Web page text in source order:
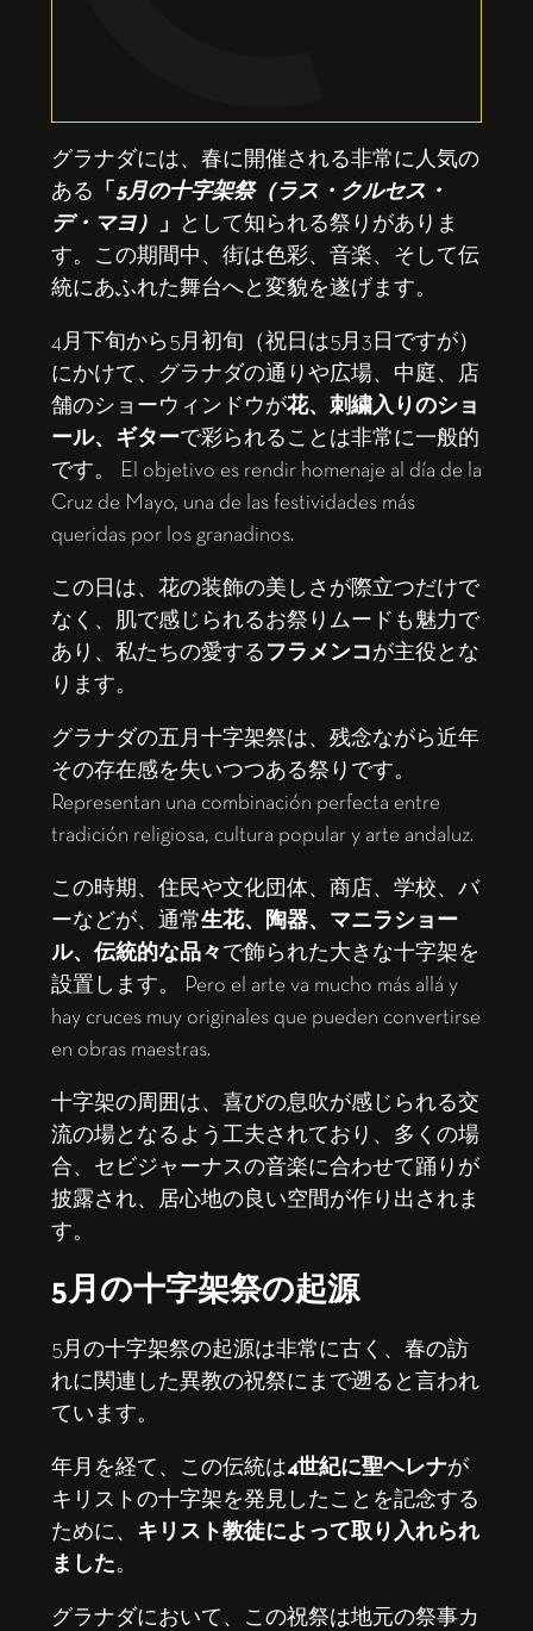
グラナダには、春に開催される非常に人気の
ある 「 5月の十字架祭（ラス・クルセス・
デ・マヨ） 」
として知られる祭りがありま
す。この期間中、街は色彩、音楽、そして伝
統にあふれた舞台へと変貌を遂げます。
4月下旬から5月初旬（祝日は5月3日ですが）
にかけて、グラナダの通りや広場、中庭、店
舗のショーウィンドウが花、刺繍入りのショ
ール、ギターで彩られることは非常に一般的
です。 El objetivo es rendir homenaje al día de la
Cruz de Mayo, una de las festividades más
queridas por los granadinos.
この日は、花の装飾の美しさが際立つだけで
なく、肌で感じられるお祭りムードも魅力で
あり、私たちの愛する フラメンコが主役とな
ります。
グラナダの五月十字架祭は、残念ながら近年
その存在感を失いつつある祭りです。
Representan una combinación perfecta entre
tradición religiosa, cultura popular y arte andaluz.
この時期、住民や文化団体、商店、学校、バ
ーなどが、通常生花、陶器、マニラショー
ル、伝統的な品々 で飾られた大きな十字架を
設置します。 Pero el arte va mucho más allá y
hay cruces muy originales que pueden convertirse
en obras maestras.
十字架の周囲は、喜びの息吹が感じられる交
流の場となるよう工夫されており、多くの場
合、セビジャーナスの音楽に合わせて踊りが
披露され、居心地の良い空間が作り出されま
す。
5月の十字架祭の起源
5月の十字架祭の起源は非常に古く、春の訪
れに関連した異教の祝祭にまで遡ると言われ
ています。
年月を経て、この伝統は4世紀に聖ヘレナが
キリストの十字架を発見したことを記念する
ために、 キリスト教徒によって取り入れられ
ました。
グラナダにおいて、この祝祭は地元の祭事カ